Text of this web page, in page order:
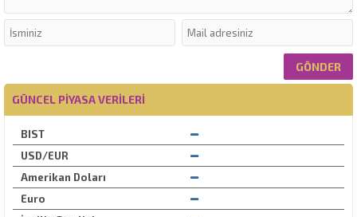
GÜNCEL PIYASA VERILERI
BIST
USD/EUR
Amerikan Doları
Euro